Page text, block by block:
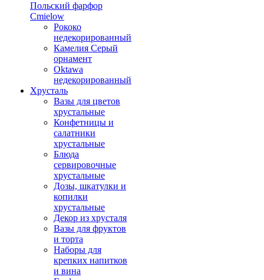
Польский фарфор
Сmielow
Рококо
недекорированный
Камелия Серый
орнамент
Oktawa
недекорированный
Хрусталь
Вазы для цветов
хрустальные
Конфетницы и
салатники
хрустальные
Блюда
сервировочные
хрустальные
Дозы, шкатулки и
копилки
хрустальные
Декор из хрусталя
Вазы для фруктов
и торта
Наборы для
крепких напитков
и вина